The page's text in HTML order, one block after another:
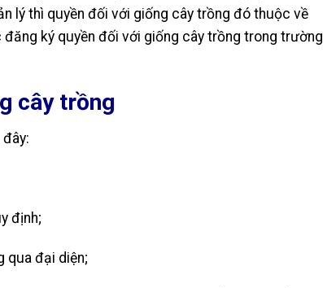
lý thì quyền đối với giống cây trồng đó thuộc về
đăng ký quyền đối với giống cây trồng trong trường
cây trồng
định;
qua đại diện;